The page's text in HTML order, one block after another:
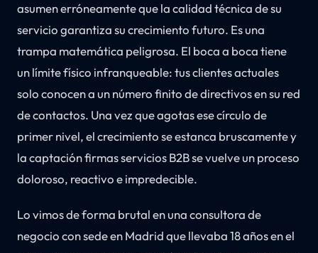
asumen erróneamente que la calidad técnica de su
servicio garantiza su crecimiento futuro. Es una
trampa matemática peligrosa. El boca a boca tiene
un límite físico infranqueable: tus clientes actuales
solo conocen a un número finito de directivos en su red
de contactos. Una vez que agotas ese círculo de
primer nivel, el crecimiento se estanca bruscamente y
la captación firmas servicios B2B se vuelve un proceso
doloroso, reactivo e impredecible.
Lo vimos de forma brutal en una consultora de
negocio con sede en Madrid que llevaba 18 años en el